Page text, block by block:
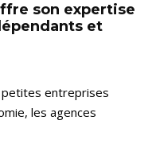
son expertise
et
petites entreprises
les agences